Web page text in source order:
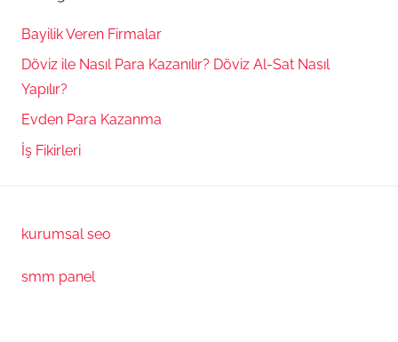
Bayilik Veren Firmalar
Döviz ile Nasıl Para Kazanılır? Döviz Al-Sat Nasıl
Yapılır?
Evden Para Kazanma
İş Fikirleri
kurumsal seo
smm panel